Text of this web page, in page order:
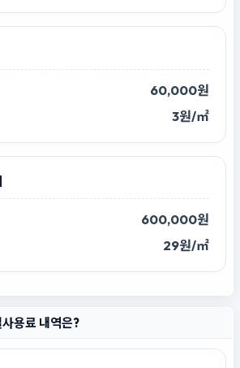
60,000원
3원/㎡
600,000원
29원/㎡
사용료 내역은?